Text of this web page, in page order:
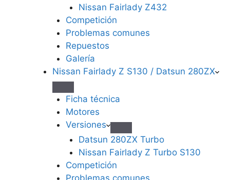
Nissan Fairlady Z432
Competición
Problemas comunes
Repuestos
Galería
Nissan Fairlady Z S130 / Datsun 280ZX
Ficha técnica
Motores
Versiones
Datsun 280ZX Turbo
Nissan Fairlady Z Turbo S130
Competición
Problemas comunes